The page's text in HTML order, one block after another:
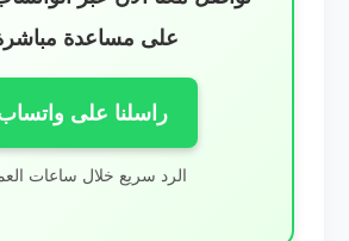
على مساعدة
راسلنا على
الرد سريع خلال ساعات